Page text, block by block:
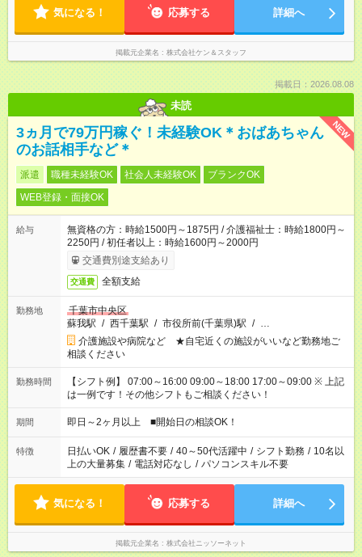
気になる！ 応募する 詳細へ
掲載元企業名 株式会社ケン＆スタッフ
掲載日：2026.08.08
未読
NEW
3ヵ月で79万円稼ぐ！未経験OK＊おばあちゃん
のお話相手など＊
派遣 職種未経験OK 社会人未経験OK
ブランクOK
WEB登録・面接OK
給与
無資格の方：時給1500円～1875円 / 介護福祉士：時給1800円～
2250円 / 初任者以上：時給1600円～2000円
交通費別途支給あり
交通費 全額支給
勤務地
千葉市中央区
蘇我駅 / 西千葉駅 / 市役所前(千葉県)駅 / …
介護施設や病院など ★自宅近くの施設がいいなど勤務地ご
相談ください
勤務時間
【シフト例】 07:00～16:00 09:00～18:00 17:00～09:00 ※ 上記
は一例です！その他シフトもご相談ください！
期間 即日～2ヶ月以上 ■開始日の相談OK！
特徴 日払いOK / 履歴書不要 / 40～50代活躍中 / シフト勤務 / 10名以
上の大量募集 / 電話対応なし / パソコンスキル不要
気になる！ 応募する 詳細へ
掲載元企業名 株式会社ニッソーネット